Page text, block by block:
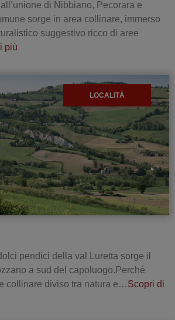
di Nibbiano, Pecorara e
sorge in area collinare, immerso
suggestivo ricco di aree
più
LOCALITÀ
pendici della val Luretta sorge il
a sud del capoluogo.Perché
collinare diviso tra natura e…Scopri di